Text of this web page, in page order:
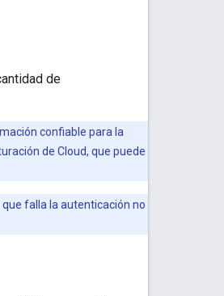
de
confiable para la
de Cloud, que puede
que falla la autenticación no